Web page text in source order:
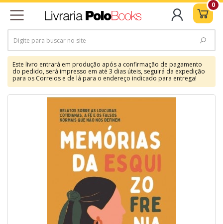
0
Este livro entrará em produção após a confirmação de pagamento
do pedido, será impresso em até 3 dias úteis, seguirá da expedição
para os Correios e de lá para o endereço indicado para entrega!